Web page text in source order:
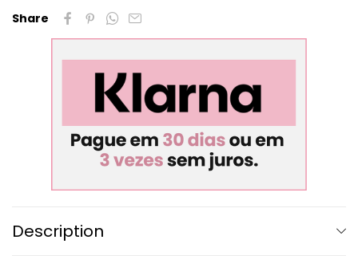
Share
Description